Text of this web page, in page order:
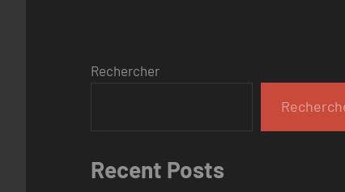
Rechercher
Recent Posts